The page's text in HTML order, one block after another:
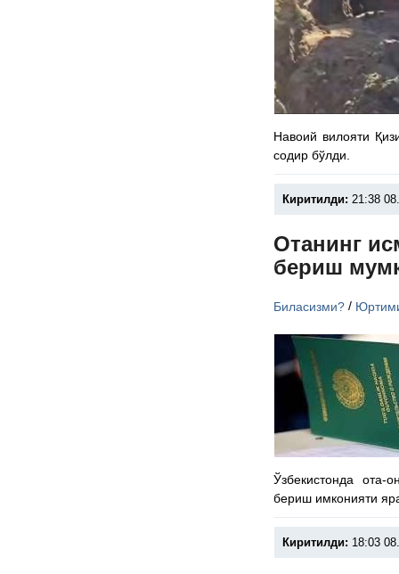
Навоий вилояти
содир бўлди.
Киритилди: 21:38
Отанинг
бериш
Биласизми? /
Ўзбекистонда ота-
бериш имконияти
Киритилди: 18:03